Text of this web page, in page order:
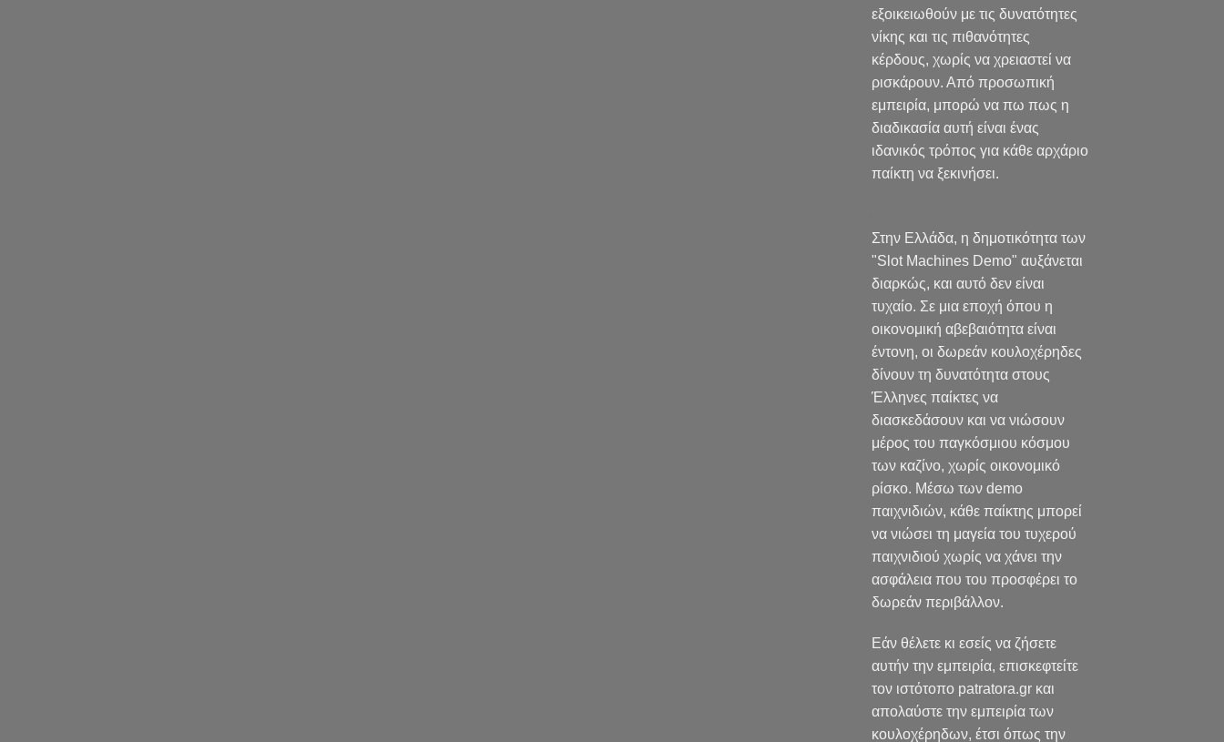
εξοικειωθούν με τις δυνατότητες
νίκης και τις πιθανότητες
κέρδους, χωρίς να χρειαστεί να
ρισκάρουν. Από προσωπική
εμπειρία, μπορώ να πω πως η
διαδικασία αυτή είναι ένας
ιδανικός τρόπος για κάθε αρχάριο
παίκτη να ξεκινήσει.
Στην Ελλάδα, η δημοτικότητα των
"Slot Machines Demo" αυξάνεται
διαρκώς, και αυτό δεν είναι
τυχαίο. Σε μια εποχή όπου η
οικονομική αβεβαιότητα είναι
έντονη, οι δωρεάν κουλοχέρηδες
δίνουν τη δυνατότητα στους
Έλληνες παίκτες να
διασκεδάσουν και να νιώσουν
μέρος του παγκόσμιου κόσμου
των καζίνο, χωρίς οικονομικό
ρίσκο. Μέσω των demo
παιχνιδιών, κάθε παίκτης μπορεί
να νιώσει τη μαγεία του τυχερού
παιχνιδιού χωρίς να χάνει την
ασφάλεια που του προσφέρει το
δωρεάν περιβάλλον.
Εάν θέλετε κι εσείς να ζήσετε
αυτήν την εμπειρία, επισκεφτείτε
τον ιστότοπο patratora.gr και
απολαύστε την εμπειρία των
κουλοχέρηδων, έτσι όπως την